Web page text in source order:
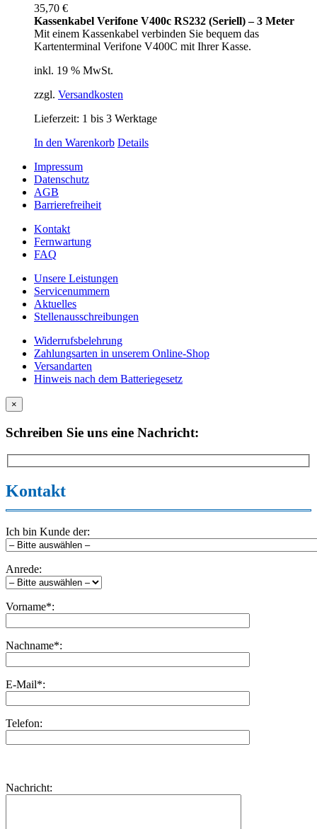
35,70 €
Kassenkabel Verifone V400c RS232 (Seriell) – 3 Meter
Mit einem Kassenkabel verbinden Sie bequem das
Kartenterminal Verifone V400C mit Ihrer Kasse.
inkl. 19 % MwSt.
zzgl. Versandkosten
Lieferzeit: 1 bis 3 Werktage
In den Warenkorb Details
Impressum
Datenschutz
AGB
Barrierefreiheit
Kontakt
Fernwartung
FAQ
Unsere Leistungen
Servicenummern
Aktuelles
Stellenausschreibungen
Widerrufsbelehrung
Zahlungsarten in unserem Online-Shop
Versandarten
Hinweis nach dem Batteriegesetz
×
Schreiben Sie uns eine Nachricht:
Kontakt
Ich bin Kunde der:
Anrede:
Vorname*:
Nachname*:
E-Mail*:
Telefon:
dieses
lasse
Nachricht: